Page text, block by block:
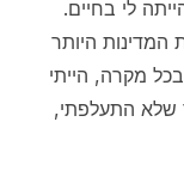
לי בחיים.
המדינות היותר
מקרה, הייתי
שלא התעלפתי,